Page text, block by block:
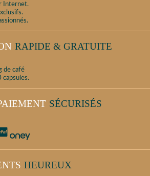
Internet.
RAPIDE & GRATUITE
de café
capsules.
SÉCURISÉS
HEUREUX